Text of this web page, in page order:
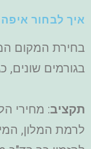
איך לבחור
בחירת המקום
בגורמים שונים,
תקציב: מחירי
לרמת המלון,